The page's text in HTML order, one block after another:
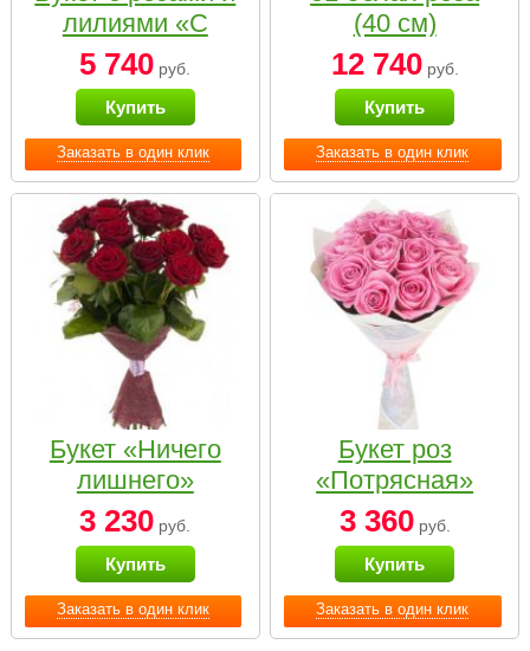
Заказать в один клик
лилиями «С
наилучшими
пожеланиями»
5 740 руб.
Купить
Заказать в один клик
(40 см)
12 740руб.
Купить
Заказать в один клик
Букет «Ничего
лишнего»
3 230 руб.
Купить
Заказать в один клик
Букет роз
«Потрясная»
3 360руб.
Купить